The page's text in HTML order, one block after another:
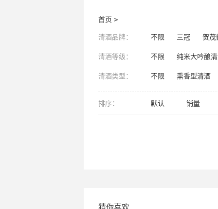
首页 >
清酒品牌： 不限 三冠 贺茂
清酒等级： 不限 纯米大吟酿
清酒类型： 不限 熏香型清酒
排序： 默认 销量
猜你喜欢